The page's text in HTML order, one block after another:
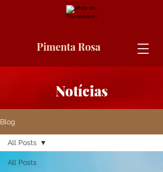
Pimenta Rosa
Notícias
Blog
All Posts
All Posts